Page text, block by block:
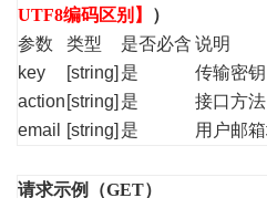
UTF8编码区别】
）
参数
类型 是否必含 说明
key
[string] 是 传输密钥
action [string] 是 接口方法
email
[string] 是 用户邮
请求示例（GET）